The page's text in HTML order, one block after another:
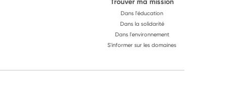
Dans l'éducation
Dans la solidarité
Dans l'environnement
S'informer sur les domaines